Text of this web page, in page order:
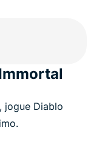
jogue Diablo